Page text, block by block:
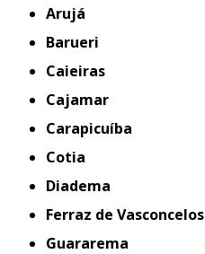
Arujá
Barueri
Caieiras
Cajamar
Carapicuíba
Cotia
Diadema
Ferraz de Vasconcelos
Guararema